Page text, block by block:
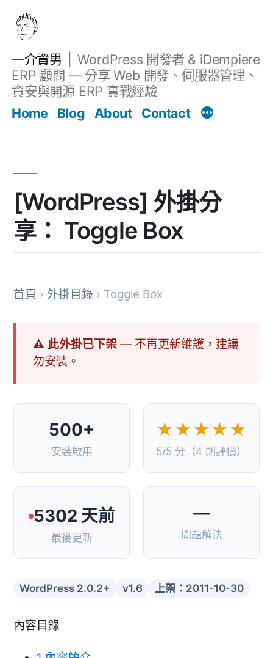
一介資男
WordPress 開發者 & iDempiere
ERP 顧問 — 分享 Web 開發、伺服器管理、
資安與開源 ERP 實戰經驗
Home
Blog About Contact
[WordPress] 外掛分
享： Toggle Box
首頁 › 外掛目錄 › Toggle Box
⚠ 此外掛已下架— 不再更新維護，建議
勿安裝。
500+
安裝啟用
★★★★★
5/5 分（4 則評價）
5302 天前
最後更新
—
問題解決
WordPress 2.0.2+ v1.6 上架：2011-10-30
內容目錄
文章